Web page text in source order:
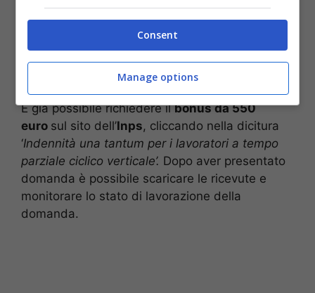
Denaro (Screenshot da Facebook)
È già possibile richiedere ilbonus da 550
euro sul sito dell’Inps, cliccando nella dicitura
‘Indennità una tantum per i lavoratori a tempo
parziale ciclico verticale’. Dopo aver presentato
domanda è possibile scaricare le ricevute e
monitorare lo stato di lavorazione della
domanda.
Consent
Manage options